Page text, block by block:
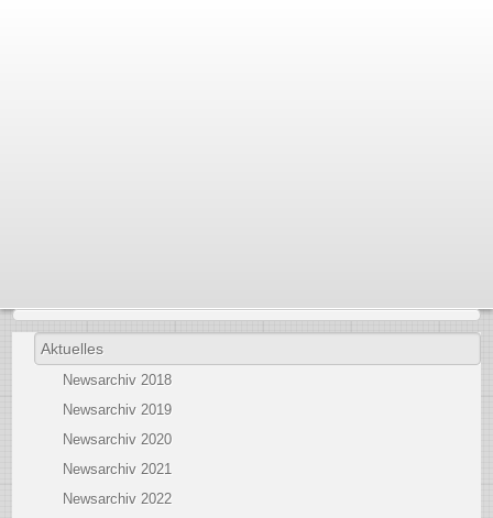
Aktuelles
Newsarchiv 2018
Newsarchiv 2019
Newsarchiv 2020
Newsarchiv 2021
Newsarchiv 2022